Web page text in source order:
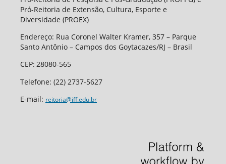
Pró-Reitoria de Extensão, Cultura, Esporte e
Diversidade (PROEX)
Endereço: Rua Coronel Walter Kramer, 357 – Parque
Santo Antônio – Campos dos Goytacazes/RJ – Brasil
CEP: 28080-565
Telefone: (22) 2737-5627
E-mail: reitoria@iff.edu.br